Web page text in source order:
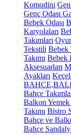
Komodini
Genç Odası
Bebek Odası
Karyolaları
Takımları
Tekstili Bebek
Takımı Bebek
Aksesuarları
Ayakları
Bahçe
Balkon Yemek
Takımı Bistro
Bahçe ve
Bahçe